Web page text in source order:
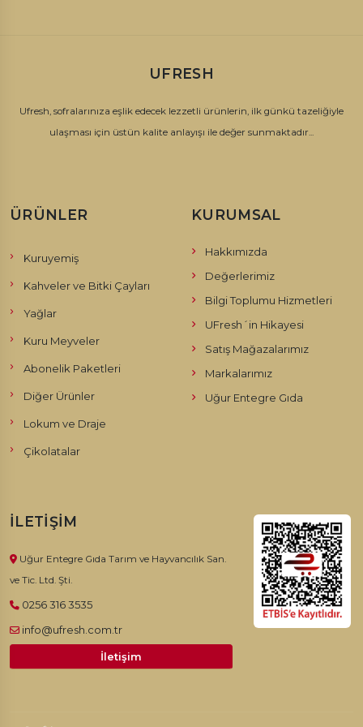
UFRESH
Ufresh, sofralarınıza eşlik edecek lezzetli ürünlerin, ilk günkü tazeliğiyle
ulaşması için üstün kalite anlayışı ile değer sunmaktadır...
ÜRÜNLER
Kuruyemiş
Kahveler ve Bitki Çayları
Yağlar
Kuru Meyveler
Abonelik Paketleri
Diğer Ürünler
Lokum ve Draje
Çikolatalar
KURUMSAL
Hakkımızda
Değerlerimiz
Bilgi Toplumu Hizmetleri
UFresh´in Hikayesi
Satış Mağazalarımız
Markalarımız
Uğur Entegre Gıda
İLETIŞIM
Uğur Entegre Gıda Tarım ve Hayvancılık San.
ve Tic. Ltd. Şti.
0256 316 3535
info@ufresh.com.tr
İletişim